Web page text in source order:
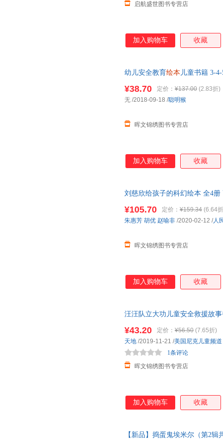
启航盛世图书专营店
加入购物车 收藏
幼儿安全教育绘本 儿童书籍 3-
¥38.70 定价： ¥137.00 (2.83折)
晖文锦绣图书专营店
无 /2018-09-18 /聪明猴
加入购物车 收藏
刘慈欣给孩子的科幻绘本 全4
¥105.70 定价： ¥159.34 (6.64
晖文锦绣图书专营店
朱惠芳 胡优 赵喻非 /2020-02-12 /人
加入购物车 收藏
汪汪队立大功儿童安全救援故
¥43.20 定价： ¥56.50 (7.65折)
晖文锦绣图书专营店
1条评论
天地 /2019-11-21 /美国尼克儿童频道
加入购物车 收藏
【新品】捣蛋鬼埃米尔（第2